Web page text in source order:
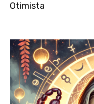
Otimista